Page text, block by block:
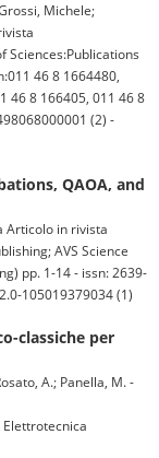
Michele;
Sciences:Publications
46 8 1664480,
46 8 166405, 011 46 8
(2) -
QAOA, and
Articolo in rivista
AVS Science
pp. 1-14 - issn: 2639-
105019379034 (1)
classiche per
A.; Panella, M. -
Elettrotecnica